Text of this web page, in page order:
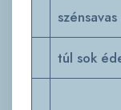
túl sok